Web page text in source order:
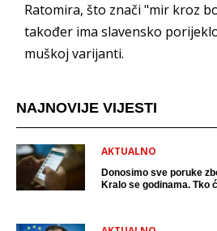
Ratomira, što znači "mir kroz
također ima slavensko
muškoj varijanti.
NAJNOVIJE VIJESTI
AKTUALNO
Donosimo sve poruke
Kralo se godinama. Tko